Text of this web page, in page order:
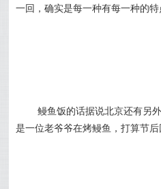
一回，确实是每一种有每一种的特
鳗鱼饭的话据说北京还有另
是一位老爷爷在烤鳗鱼，打算节